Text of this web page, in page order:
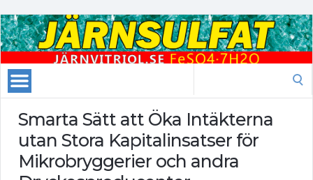
Smarta Sätt att Öka Intäkterna
utan Stora Kapitalinsatser för
Mikrobryggerier och andra